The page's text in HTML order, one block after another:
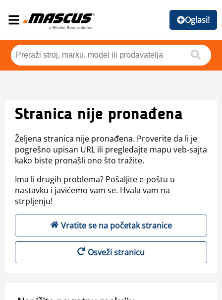
Oglasi!
Stranica nije pronađena
Željena stranica nije pronađena. Proverite da li je
pogrešno upisan URL ili pregledajte mapu veb-sajta
kako biste pronašli ono što tražite.
Ima li drugih problema? Pošaljite e-poštu u
nastavku i javićemo vam se. Hvala vam na
strpljenju!
Vratite se na početak stranice
Osveži stranicu